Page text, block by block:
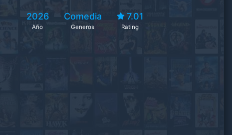
2026
Año
Comedia
Generos
7.01
Rating